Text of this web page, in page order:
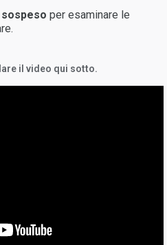
per esaminare le
il video qui sotto.